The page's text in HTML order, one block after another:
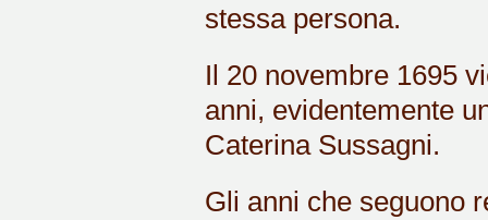
stessa persona.
Il 20 novembre 1695
anni, evidentemente
Caterina Sussagni.
Gli anni che seguono